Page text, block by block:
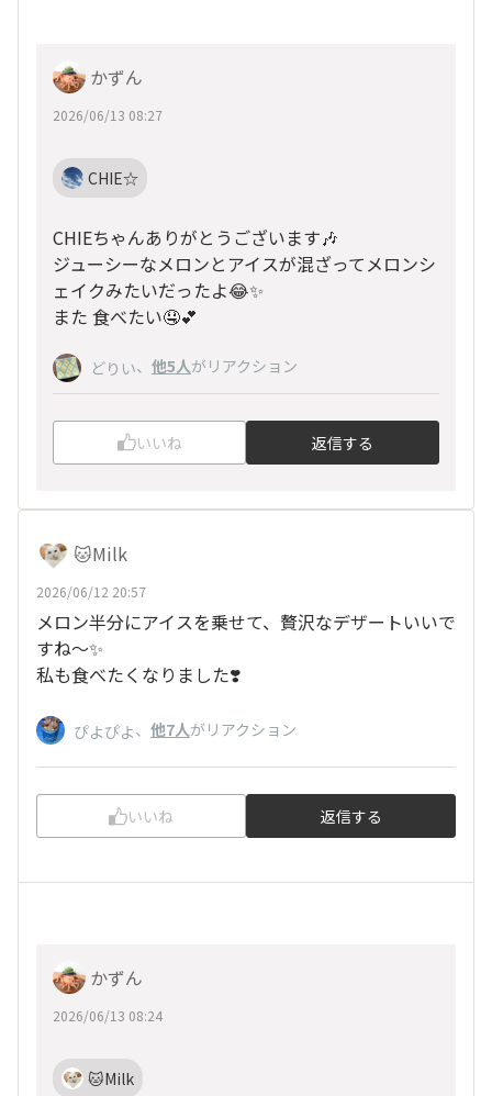
かずん
2026/06/13 08:27
CHIE☆
CHIEちゃんありがとうございます🎶
ジューシーなメロンとアイスが混ざってメロンシ
ェイクみたいだったよ😂✨
また 食べたい🤤💕
どりい、 他5人がリアクション
いいね 返信する
🐱Milk
2026/06/12 20:57
メロン半分にアイスを乗せて、贅沢なデザートいいで
すね〜✨
私も食べたくなりました❣️
ぴよぴよ、 他7人がリアクション
いいね 返信する
かずん
2026/06/13 08:24
🐱Milk